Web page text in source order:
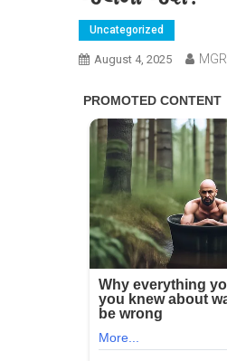
Uncategorized
August 4, 2025 MGR